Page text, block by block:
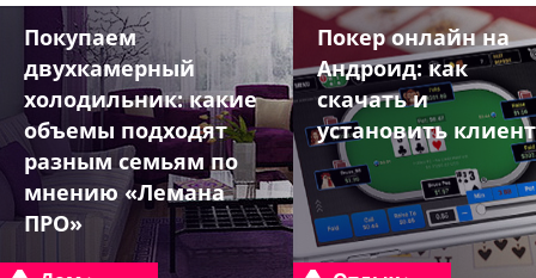
Покупаем
двухкамерный
холодильник: какие
объемы подходят
разным семьям по
мнению «Лемана
ПРО»
Покер онлайн на
Андроид: как
скачать и
установить